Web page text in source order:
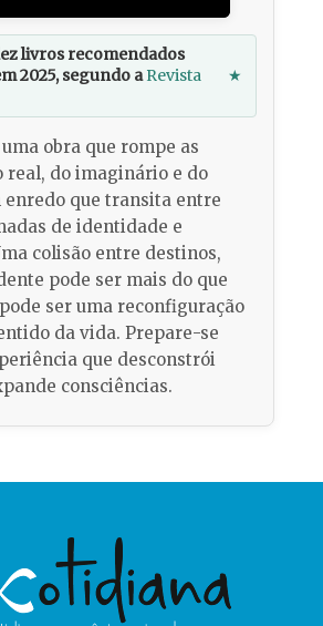
livros recomendados
2025, segundo aRevista
★
obra que rompe as
real, do imaginário e do
enredo que transita entre
de identidade e
colisão entre destinos,
pode ser mais do que
ser uma reconfiguração
da vida. Prepare-se
que desconstrói
consciências.